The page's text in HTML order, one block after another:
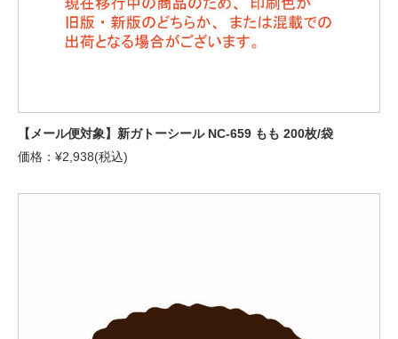
【メール便対象】新ガトーシール NC-659 もも 200枚/袋
価格：¥2,938(税込)